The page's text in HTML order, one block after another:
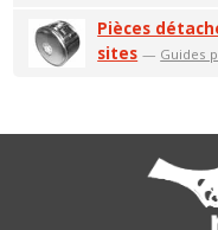
Pièces
sites — Guides